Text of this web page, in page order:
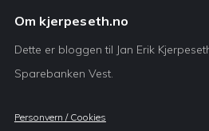
Om kjerpeseth.no
Dette er bloggen til Jan Erik
Sparebanken Vest.
Personvern / Cookies